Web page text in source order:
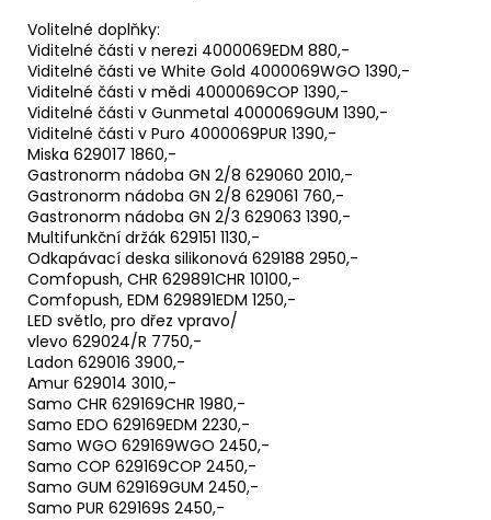
Volitelné doplňky:
Viditelné části v nerezi 4000069EDM 880,-
Viditelné části ve White Gold 4000069WGO 1390,-
Viditelné části v mědi 4000069COP 1390,-
Viditelné části v Gunmetal 4000069GUM 1390,-
Viditelné části v Puro 4000069PUR 1390,-
Miska 629017 1860,-
Gastronorm nádoba GN 2/8 629060 2010,-
Gastronorm nádoba GN 2/8 629061 760,-
Gastronorm nádoba GN 2/3 629063 1390,-
Multifunkční držák 629151 1130,-
Odkapávací deska silikonová 629188 2950,-
Comfopush, CHR 629891CHR 10100,-
Comfopush, EDM 629891EDM 1250,-
LED světlo, pro dřez vpravo/
vlevo 629024/R 7750,-
Ladon 629016 3900,-
Amur 629014 3010,-
Samo CHR 629169CHR 1980,-
Samo EDO 629169EDM 2230,-
Samo WGO 629169WGO 2450,-
Samo COP 629169COP 2450,-
Samo GUM 629169GUM 2450,-
Samo PUR 629169S 2450,-